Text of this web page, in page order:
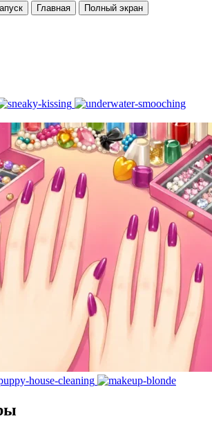
Главная Полный экран